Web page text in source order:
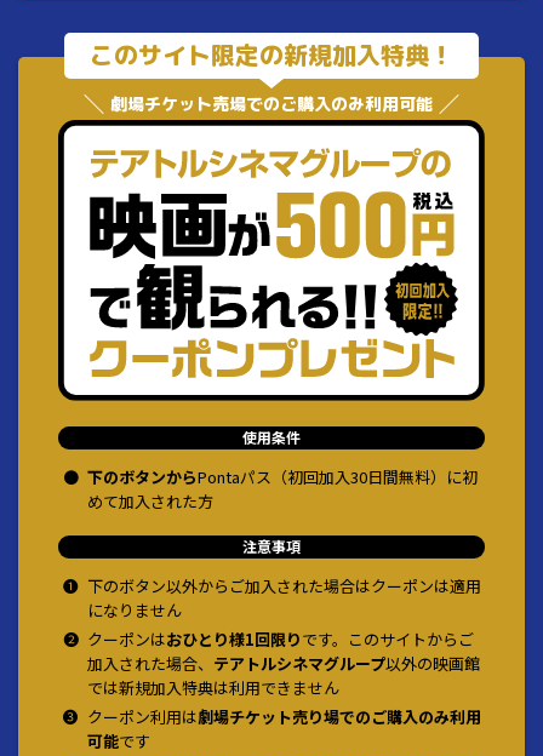
このサイト限定の新規加入特典！
劇場チケット売場でのご購入のみ利用可能
使用条件
● 下のボタンからPontaパス（初回加入30日間無料）に初
めて加入された方
注意事項
❶ 下のボタン以外からご加入された場合はクーポンは適用
になりません
❷ クーポンはおひとり様1回限りです。このサイトからご
加入された場合、 テアトルシネマグループ以外の映画館
では新規加入特典は利用できません
❸ クーポン利用は劇場チケット売り場でのご購入のみ利用
可能です